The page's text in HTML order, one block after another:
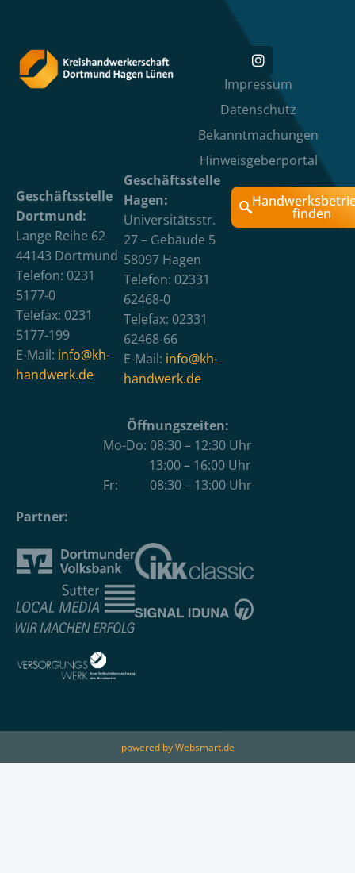
Impressum
Datenschutz
Bekanntmachungen
Hinweisgeberportal
Geschäftsstelle
Dortmund:
Lange Reihe 62
44143 Dortmund
Telefon: 0231
5177-0
Telefax: 0231
5177-199
E-Mail: info@kh-
handwerk.de
Geschäftsstelle
Hagen:
Universitätsstr.
27 – Gebäude 5
58097 Hagen
Telefon: 02331
62468-0
Telefax: 02331
62468-66
E-Mail: info@kh-
handwerk.de
finden
Öffnungszeiten:
Mo-Do: 08:30 – 12:30 Uhr
13:00 – 16:00 Uhr
Fr: 08:30 – 13:00 Uhr
Partner:
powered by Websmart.de